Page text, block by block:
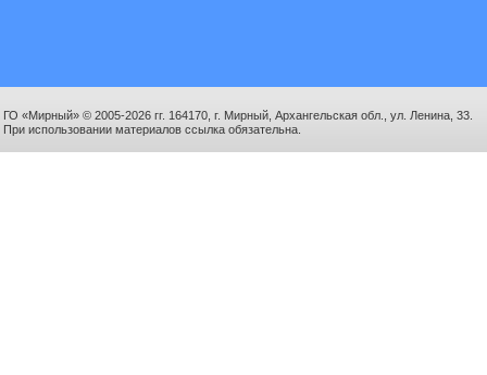
ГО «Мирный» © 2005-2026 гг. 164170, г. Мирный, Архангельская обл., ул. Ленина, 33.
При использовании материалов ссылка обязательна.